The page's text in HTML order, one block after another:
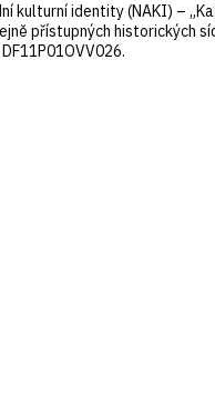
kulturní identity (NAKI) –
přístupných historických